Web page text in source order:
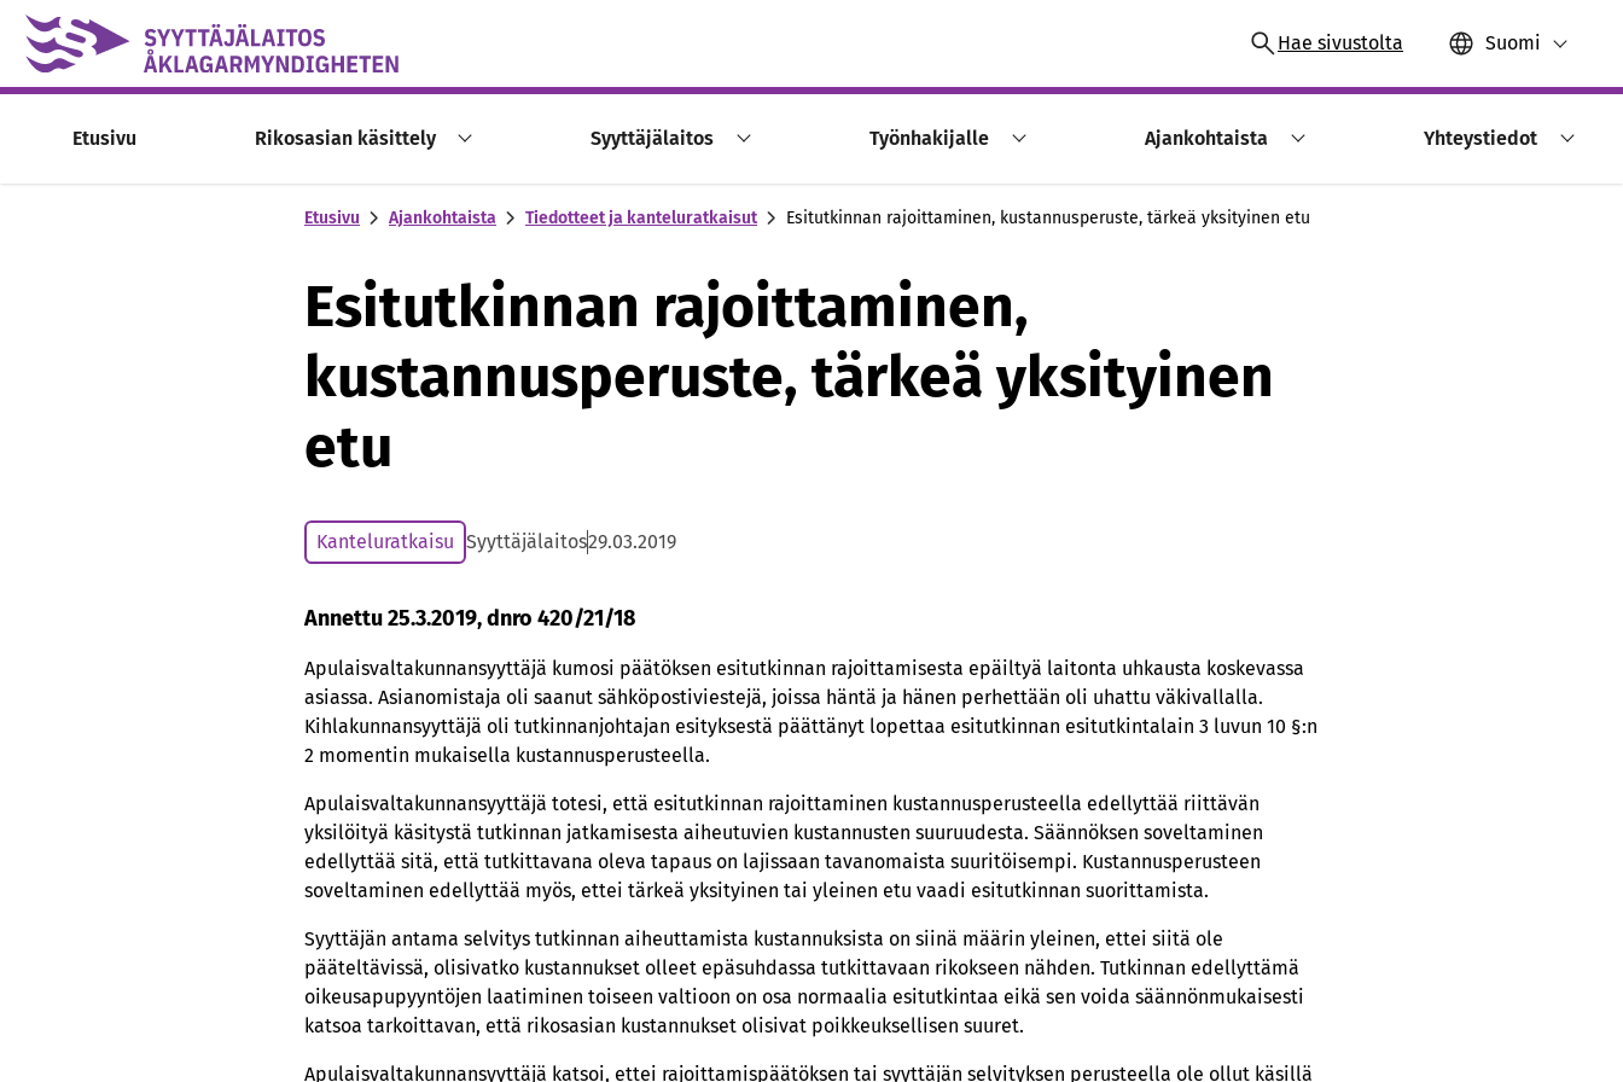
Skip to content -saavutettavuusohje
Hae sivustolta Suomi
Etusivu Rikosasian käsittely Syyttäjälaitos Työnhakijalle Ajankohtaista Yhteystiedot
Etusivu Ajankohtaista Tiedotteet ja kanteluratkaisut Esitutkinnan rajoittaminen, kustannusperuste, tärkeä yksityinen etu
Esitutkinnan rajoittaminen,
kustannusperuste, tärkeä yksityinen
etu
Kanteluratkaisu Syyttäjälaitos29.03.2019
Annettu 25.3.2019, dnro 420/21/18
Apulaisvaltakunnansyyttäjä kumosi päätöksen esitutkinnan rajoittamisesta epäiltyä laitonta uhkausta koskevassa
asiassa. Asianomistaja oli saanut sähköpostiviestejä, joissa häntä ja hänen perhettään oli uhattu väkivallalla.
Kihlakunnansyyttäjä oli tutkinnanjohtajan esityksestä päättänyt lopettaa esitutkinnan esitutkintalain 3 luvun 10 §:n
2 momentin mukaisella kustannusperusteella.
Apulaisvaltakunnansyyttäjä totesi, että esitutkinnan rajoittaminen kustannusperusteella edellyttää riittävän
yksilöityä käsitystä tutkinnan jatkamisesta aiheutuvien kustannusten suuruudesta. Säännöksen soveltaminen
edellyttää sitä, että tutkittavana oleva tapaus on lajissaan tavanomaista suuritöisempi. Kustannusperusteen
soveltaminen edellyttää myös, ettei tärkeä yksityinen tai yleinen etu vaadi esitutkinnan suorittamista.
Syyttäjän antama selvitys tutkinnan aiheuttamista kustannuksista on siinä määrin yleinen, ettei siitä ole
pääteltävissä, olisivatko kustannukset olleet epäsuhdassa tutkittavaan rikokseen nähden. Tutkinnan edellyttämä
oikeusapupyyntöjen laatiminen toiseen valtioon on osa normaalia esitutkintaa eikä sen voida säännönmukaisesti
katsoa tarkoittavan, että rikosasian kustannukset olisivat poikkeuksellisen suuret.
Apulaisvaltakunnansyyttäjä katsoi, ettei rajoittamispäätöksen tai syyttäjän selvityksen perusteella ole ollut käsillä